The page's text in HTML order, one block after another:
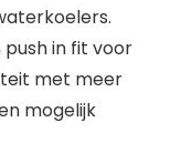
in fit voor
met meer
mogelijk